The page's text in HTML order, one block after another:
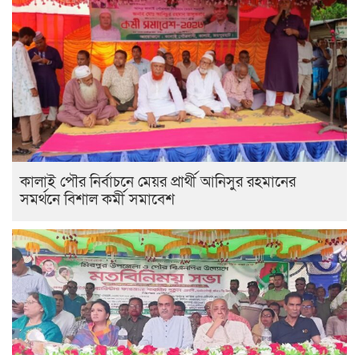
কালাই পৌর নির্বাচনে মেয়র প্রার্থী আনিসুর রহমানের
সমর্থনে বিশাল কর্মী সমাবেশ